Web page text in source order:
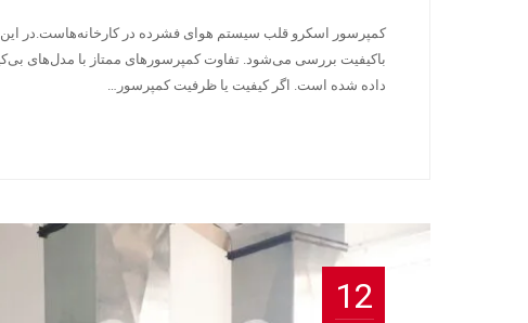
کمپرسور اسکرو قلب سیستم هوای فشرده در کارخانه‌هاست.در این
باکیفیت بررسی می‌شود. تفاوت کمپرسورهای ممتاز با مدل‌های
داده شده است. اگر کیفیت یا ظرفیت کمپرسور…
12